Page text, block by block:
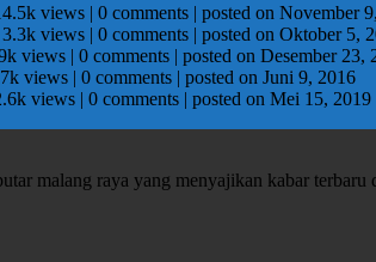
views | 0 comments | posted on November
3.3k views | 0 comments | posted on Oktober 5,
views | 0 comments | posted on Desember 23,
views | 0 comments | posted on Juni 9, 2016
views | 0 comments | posted on Mei 15, 2019
malang raya yang menyajikan kabar